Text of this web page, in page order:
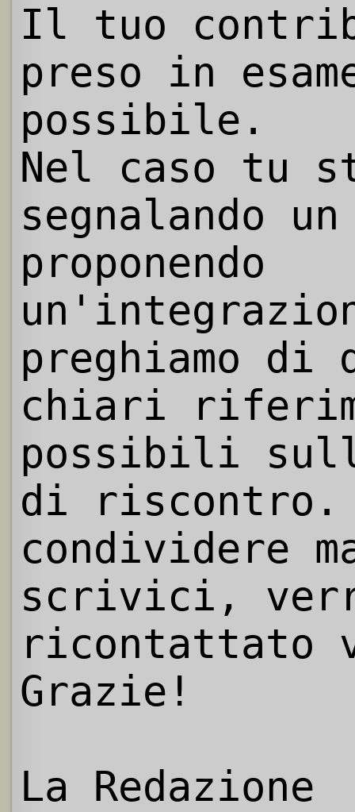
Il tuo
preso in
possibile.
Nel caso tu
segnalando
proponendo
preghiamo
chiari
possibili
di riscontro.
condividere
scrivici,
ricontattato
Grazie!
La Redazione